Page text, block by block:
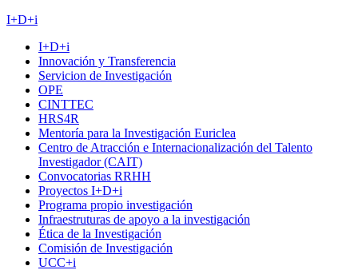
I+D+i
I+D+i
Innovación y Transferencia
Servicion de Investigación
OPE
CINTTEC
HRS4R
Mentoría para la Investigación Euriclea
Centro de Atracción e Internacionalización del Talento
Investigador (CAIT)
Convocatorias RRHH
Proyectos I+D+i
Programa propio investigación
Infraestruturas de apoyo a la investigación
Ética de la Investigación
Comisión de Investigación
UCC+i